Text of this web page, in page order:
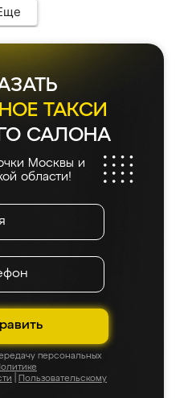
ТАКСИ
САЛОНА
Москвы и
области!
персональных
Пользовательскому